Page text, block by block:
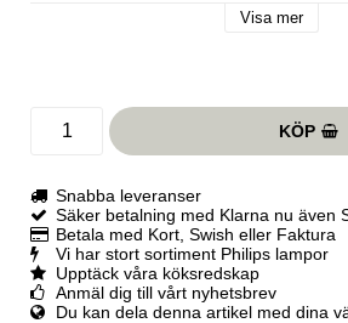
Visa mer
KÖP
Snabba leveranser
Säker betalning med Klarna nu även
Betala med Kort, Swish eller Faktura
Vi har stort sortiment Philips lampor
Upptäck våra köksredskap
Anmäl dig till vårt nyhetsbrev
Du kan dela denna artikel med dina